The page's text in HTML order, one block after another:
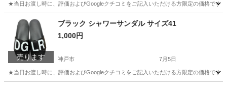
★当日お渡し時に、評価およびGoogleクチコミをご記入いただける方限定の価格です
兵庫 神戸市 季節、空調家電 コアヒート
売ります
ブラック シャワーサンダル サイズ41
1,000円
神戸市 7月5日
★当日お渡し時に、評価およびGoogleクチコミをご記入いただける方限定の価格です